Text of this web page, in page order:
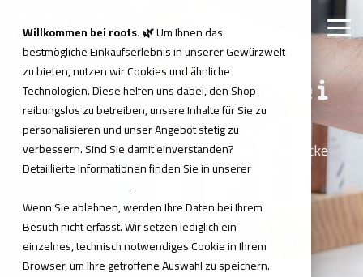
Willkommen bei roots. 🌿Um Ihnen das
bestmögliche Einkaufserlebnis in unserer Gewürzwelt
zu bieten, nutzen wir Cookies und ähnliche
Technologien. Diese helfen uns dabei, den Shop
reibungslos zu betreiben, unsere Inhalte für Sie zu
personalisieren und unser Angebot stetig zu
verbessern. Sind Sie damit einverstanden?
Detaillierte Informationen finden Sie in unserer
.
Wenn Sie ablehnen, werden Ihre Daten bei Ihrem
Besuch nicht erfasst. Wir setzen lediglich ein
einzelnes, technisch notwendiges Cookie in Ihrem
Browser, um Ihre getroffene Auswahl zu speichern.
main
content.
Gewürze kaufen bei
roots.
Gewürze, Mischungen und besondere Fundstücke
– für Küche, Alltag und passende Anlässe.
Gewürze A–Z ansehen